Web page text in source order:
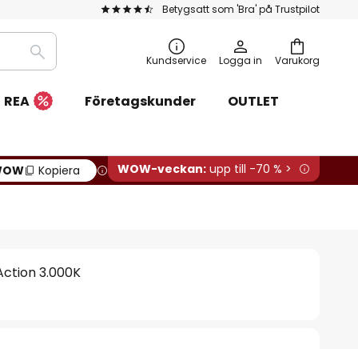
Betygsatt som 'Bra' på Trustpilot
Varukorg
Sök Kundservice Logga in
REA Företagskunder OUTLET
Kopiera WOW-veckan: upp till -70 % >
3.000K